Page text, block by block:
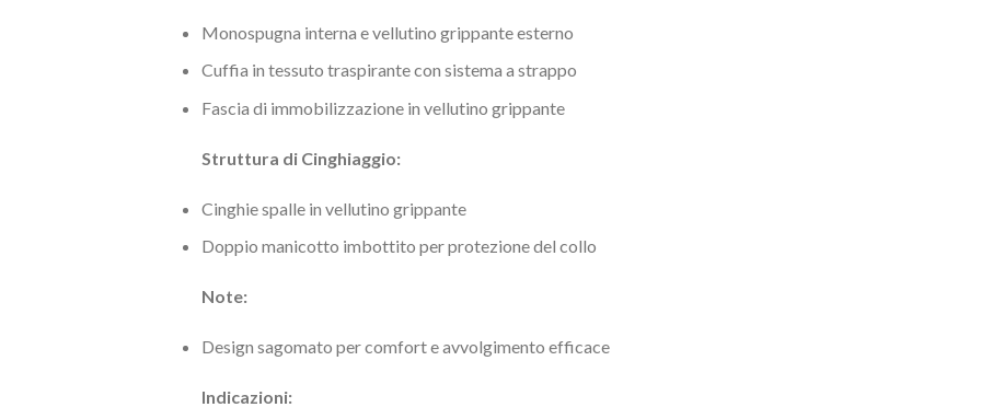
Monospugna interna e vellutino grippante esterno
Cuffia in tessuto traspirante con sistema a strappo
Fascia di immobilizzazione in vellutino grippante
Struttura di Cinghiaggio:
Cinghie spalle in vellutino grippante
Doppio manicotto imbottito per protezione del collo
Note:
Design sagomato per comfort e avvolgimento efficace
Indicazioni: